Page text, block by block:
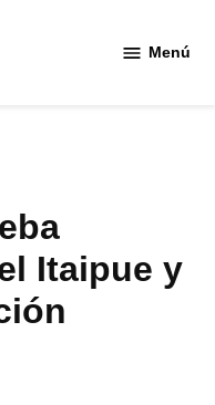
Menú
Itaipue y